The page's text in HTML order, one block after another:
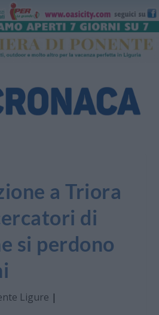
a Triora
di
si perdono
Ligure |